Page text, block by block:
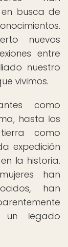
busca de
nuevos
entre
nuestro
vivimos.
como
hasta los
como
expedición
la historia.
han
han
un legado